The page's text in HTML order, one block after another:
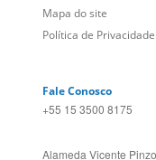
Folheto dos Cursos de
Idiomas
+55 15 3500 8175